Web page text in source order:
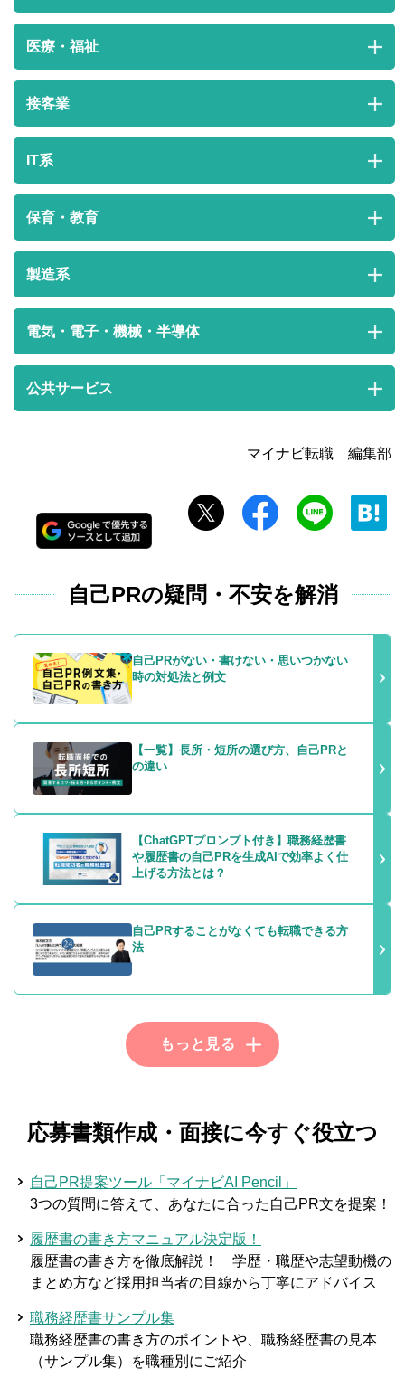
医療・福祉
接客業
IT系
保育・教育
製造系
電気・電子・機械・半導体
公共サービス
マイナビ転職 編集部
自己PRの疑問・不安を解消
自己PRがない・書けない・思いつかない
時の対処法と例文
【一覧】長所・短所の選び方、自己PRと
の違い
【ChatGPTプロンプト付き】職務経歴書
や履歴書の自己PRを生成AIで効率よく仕
上げる方法とは？
自己PRすることがなくても転職できる方
法
応募書類作成・面接に今すぐ役立つ
自己PR提案ツール「マイナビAI Pencil」
3つの質問に答えて、あなたに合った自己PR文を提案！
履歴書の書き方マニュアル決定版！
履歴書の書き方を徹底解説！ 学歴・職歴や志望動機の
まとめ方など採用担当者の目線から丁寧にアドバイス
職務経歴書サンプル集
職務経歴書の書き方のポイントや、職務経歴書の見本
（サンプル集）を職種別にご紹介